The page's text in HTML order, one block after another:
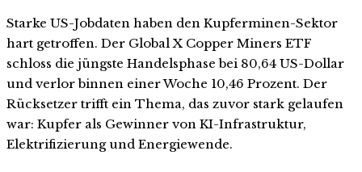
Starke US-Jobdaten haben den Kupferminen-Sektor
hart getroffen. Der Global X Copper Miners ETF
schloss die jüngste Handelsphase bei 80,64 US-Dollar
und verlor binnen einer Woche 10,46 Prozent. Der
Rücksetzer trifft ein Thema, das zuvor stark gelaufen
war: Kupfer als Gewinner von KI-Infrastruktur,
Elektrifizierung und Energiewende.